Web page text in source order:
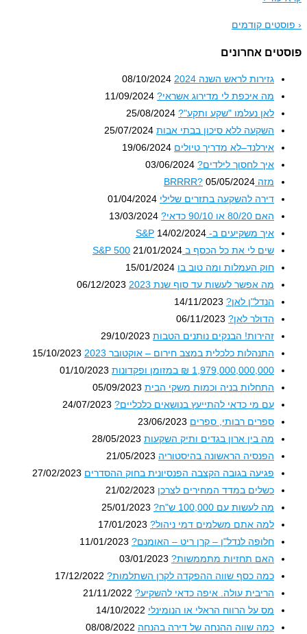
קודמים
אחרונים
גזירות לראש השנה 2024
08/10/2024
מה איכפת לי מדירוג אשראי? 11/09/2024
לאן נעלמו "שקע ותקע"? 25/08/2024
השקעה ללא סיכון בבתי אבות 25/07/2024
אירלנד–לא מדריך טיולים 19/06/2024
איך לחסוך לילדים? 03/06/2024
מזה BRRRR?
05/05/2024
דירה להשקעה בתזרים שלילי 01/04/2024
האם 80/20 או 90/10 כדאי?
13/03/2024
איך משקיעים ב- S&P14/02/2024
שים לי את כל הכסף ב S&P 50021/01/2024
חוק העמלות ומה טוב בו 15/01/2024
מה אפשר לעשות עד סוף שנת 2023
06/12/2023
הנדל"ן לאן? 14/11/2023
הדולר לאן? 06/11/2023
זהירות! הבנקים נותנים הטבות 29/10/2023
התנהלות כלכלית במצב חירום – אוקטובר 2023
15/10/2023
1,979,000,000,000 ₪ במזומן ופקדונות
01/10/2023
התחלות בניה וכמות משקי הבית 05/09/2023
עם מי כדאי להתייעץ בנושאים כלכליים? 24/07/2023
ספרים רבותי, ספרים 23/06/2023
מה בין ארון בגדים ותיק השקעות 28/05/2023
הפנסיה הראשונה בהיסטוריה 21/05/2023
פגיעה בגובה הקצבה הפנסיונית בחוק ההסדרים 27/02/2023
כשלים במדד המחירים לצרכן 21/02/2023
מה לעשות עם 100,000 ש"ח?
25/01/2023
למה אתם משלמים דמי ניהול? 17/01/2023
חלופה לנדל"ן – קרן ריט – האומנם? 11/01/2023
האם תחזיות מתממשות? 03/01/2023
כמה כסף שווה ההפקדה לקרן השתלמות? 17/12/2022
הריבית עולה. איפה כדאי להשקיע? 21/11/2022
מס על הרווח הראלי או הנומינלי 14/10/2022
כמה שווה ההנחה של דירה בהנחה 08/08/2022